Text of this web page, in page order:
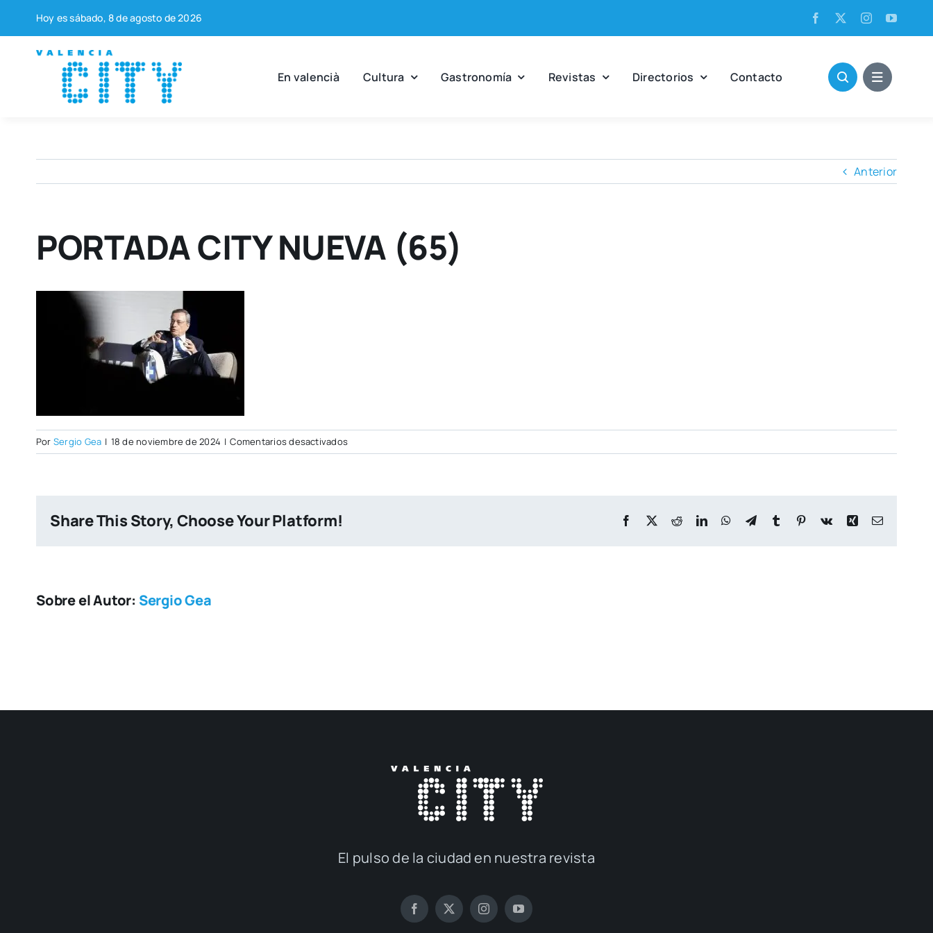
contenido
Hoy es sába­do, 8 de agos­to de 2026
En valen­cià Cul­tu­ra Gas­tro­no­mía Revis­tas Direc­to­rios Con­tac­to
Anterior
PORTADA CITY NUEVA (65)
Por Sergio Gea | 18 de noviembre de 2024 | Comentarios desactivadosen
PORTADA
Share This Story, Choose Your Platform! Facebook
X RedditLinkedInWhatsApp
TelegramTumblr Pinterest
Vk Xing Correo
Sobre el Autor: Sergio Gea
El pul­so de la ciu­dad en nues­tra revis­ta